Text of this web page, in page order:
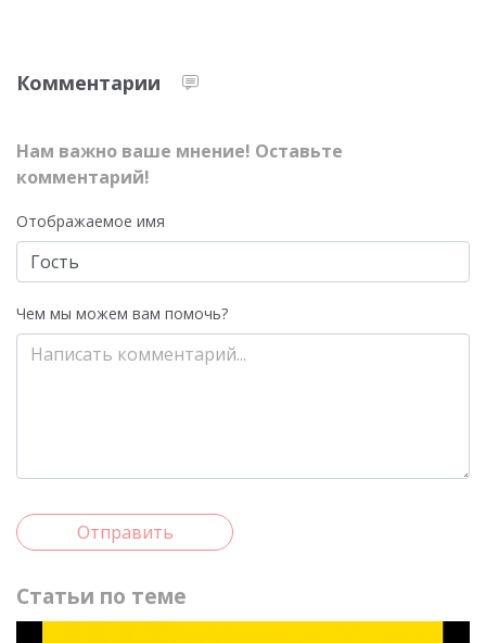
Комментарии
Нам важно ваше мнение! Оставьте
комментарий!
Отображаемое имя
Чем мы можем вам помочь?
Отправить
Статьи по теме